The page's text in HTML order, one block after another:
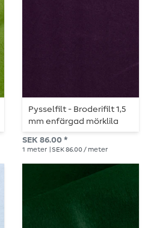
Pysselfilt - Broderifilt 1,5
mm enfärgad mörklila
SEK 86.00 *
1 meter | SEK 86.00 / meter